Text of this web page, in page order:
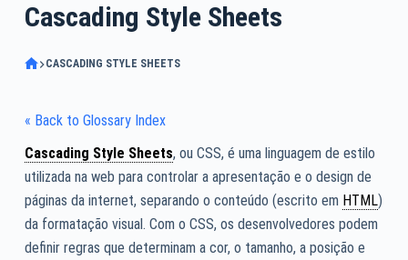
Cascading Style Sheets
CASCADING STYLE SHEETS
« Back to Glossary Index
Cascading Style Sheets, ou CSS, é uma linguagem de estilo
utilizada na web para controlar a apresentação e o design de
páginas da internet, separando o conteúdo (escrito em HTML)
da formatação visual. Com o CSS, os desenvolvedores podem
definir regras que determinam a cor, o tamanho, a posição e